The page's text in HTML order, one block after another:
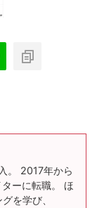
。 2017年から
ーに転職。 ほ
を学び、